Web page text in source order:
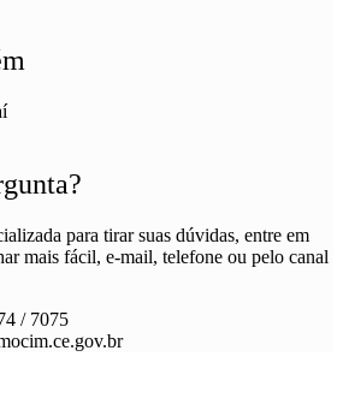
para tirar suas dúvidas, entre em
mais fácil, e-mail, telefone ou pelo canal
/ 7075